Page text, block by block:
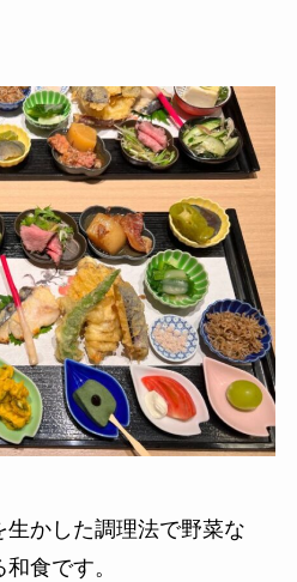
かした調理法で野菜な
食です。